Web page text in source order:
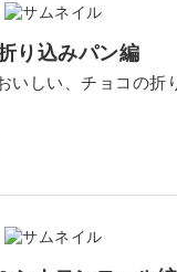
り込みパン編
しい、チョコの折